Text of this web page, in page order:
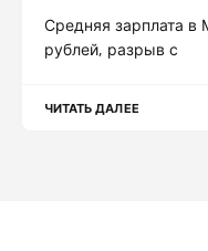
Средняя зарплата в
рублей, разрыв с
ЧИТАТЬ ДАЛЕЕ